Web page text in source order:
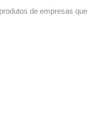
de empresas que